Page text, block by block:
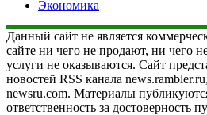
Экономика
Данный сайт не является
сайте ни чего не продают, ни чего
услуги не оказываются. Сайт
новостей RSS канала
newsru.com. Материалы
ответственность за достоверность